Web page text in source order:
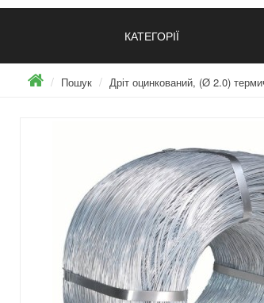
КАТЕГОРІЇ
Пошук Дріт оцинкований, (Ø 2.0)